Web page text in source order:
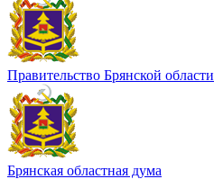
Правительство Брянской области
Брянская областная дума